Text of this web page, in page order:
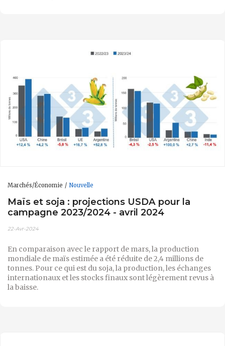
Marchés/Économie Nouvelle
Maïs et soja : projections USDA pour la
campagne 2023/2024 - avril 2024
22-Avr-2024
En comparaison avec le rapport de mars, la production
mondiale de maïs estimée a été réduite de 2,4 millions de
tonnes. Pour ce qui est du soja, la production, les échanges
internationaux et les stocks finaux sont légèrement revus à
la baisse.